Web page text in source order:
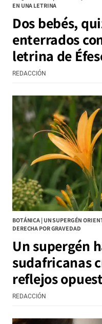
EN UNA LETRINA
Dos bebés,
enterrados
letrina de
REDACCIÓN
BOTÁNICA | UN SUPERGÉN
DERECHA POR GRAVEDAD
Un supergén
sudafricanas
reflejos
REDACCIÓN